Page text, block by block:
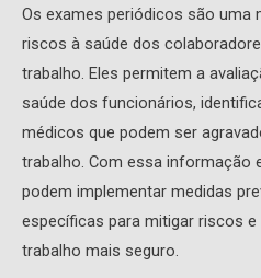
Os exames periódicos são uma
riscos à saúde dos
trabalho. Eles permitem a
saúde dos funcionários,
médicos que podem ser
trabalho. Com essa informação
podem implementar medidas
específicas para mitigar riscos
trabalho mais seguro.